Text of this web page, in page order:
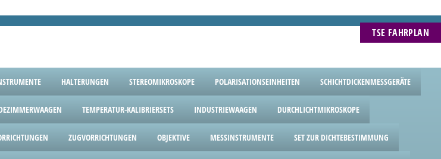
TSE FAHRPLAN
HALTERUNGEN STEREOMIKROSKOPE POLARISATIONSEINHEITEN SCHICHTDICKENMESSGERÄTE
TEMPERATUR-KALIBRIERSETS INDUSTRIEWAAGEN DURCHLICHTMIKROSKOPE
ZUGVORRICHTUNGEN OBJEKTIVE MESSINSTRUMENTE SET ZUR DICHTEBESTIMMUNG